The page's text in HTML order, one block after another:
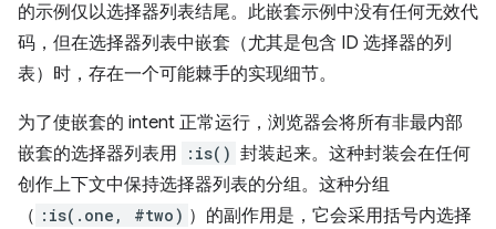
的示例仅以选择器列表结尾。此嵌套示例中没有任何无效代
码，但在选择器列表中嵌套（尤其是包含 ID 选择器的列
表）时，存在一个可能棘手的实现细节。
为了使嵌套的 intent 正常运行，浏览器会将所有非最内部
嵌套的选择器列表用
:is() 封装起来。这种封装会在任何
创作上下文中保持选择器列表的分组。这种分组
（ :is(.one, #two) ）的副作用是，它会采用括号内选择